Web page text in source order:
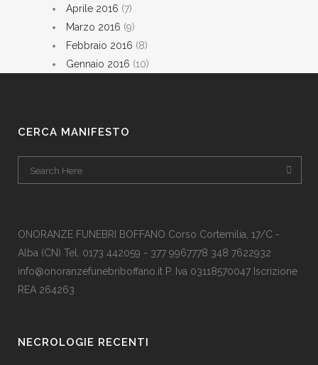
Aprile 2016 (7)
Marzo 2016 (9)
Febbraio 2016 (8)
Gennaio 2016 (10)
CERCA MANIFESTO
ONORANZE FUNEBRI BOFFANO Corso Cortemilia, 17/C -
Alba (CN) Tel. 0173 442059 - 377 9967778 348 7622932
info@onoranzefunebriboffano.it P. Iva 03118570047 Iscrizione
REA 264263
NECROLOGIE RECENTI